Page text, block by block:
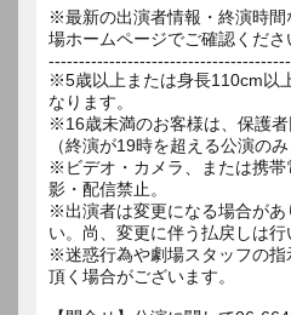
※最新の出演者情報・終演時間
場ホームページでご確認くださ
※5歳以上または身長110cm以
なります。
※16歳未満のお客様は、保護者
（終演が19時を超える公演のみ
※ビデオ・カメラ、または携
影・配信禁止。
※出演者は変更になる場合があ
い。尚、変更に伴う払戻しは行
※迷惑行為や劇場スタッフの
頂く場合がございます。